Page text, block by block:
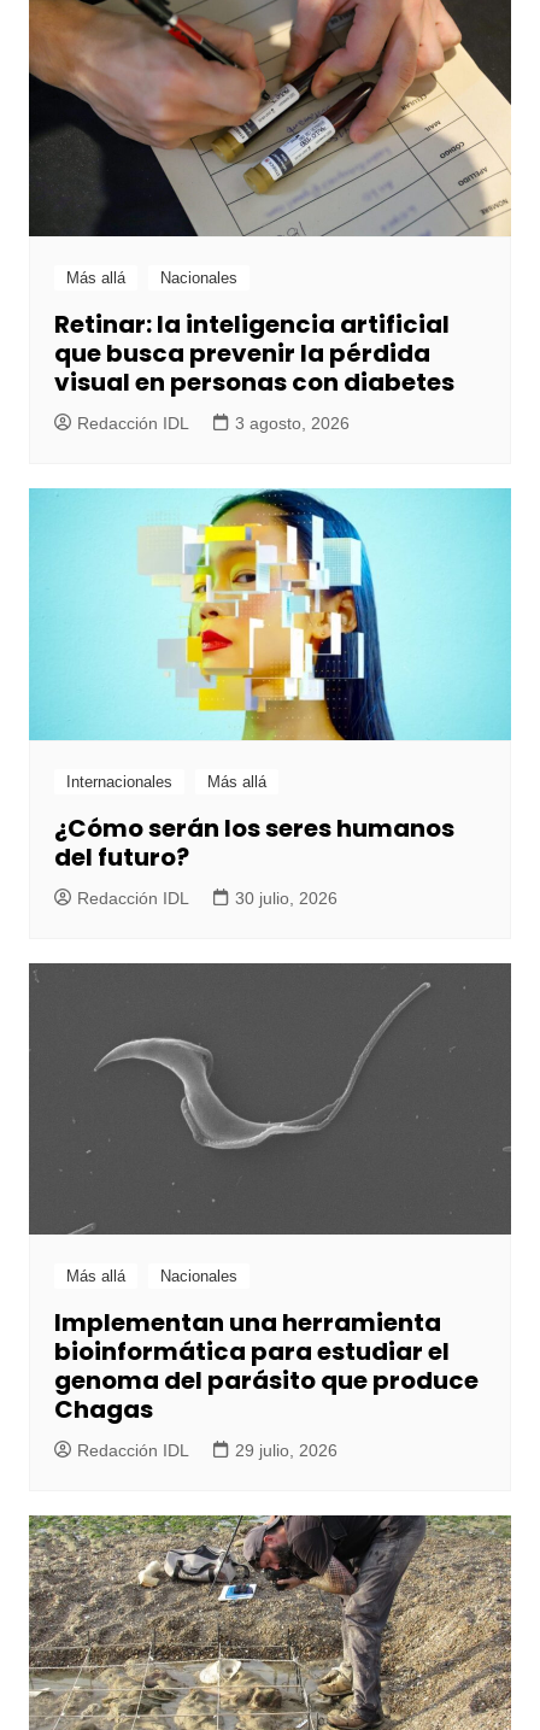
Más allá Nacionales
Retinar: la inteligencia artificial
que busca prevenir la pérdida
visual en personas con diabetes
Redacción IDL 3 agosto, 2026
Internacionales Más allá
¿Cómo serán los seres humanos
del futuro?
Redacción IDL 30 julio, 2026
Más allá Nacionales
Implementan una herramienta
bioinformática para estudiar el
genoma del parásito que produce
Chagas
Redacción IDL 29 julio, 2026